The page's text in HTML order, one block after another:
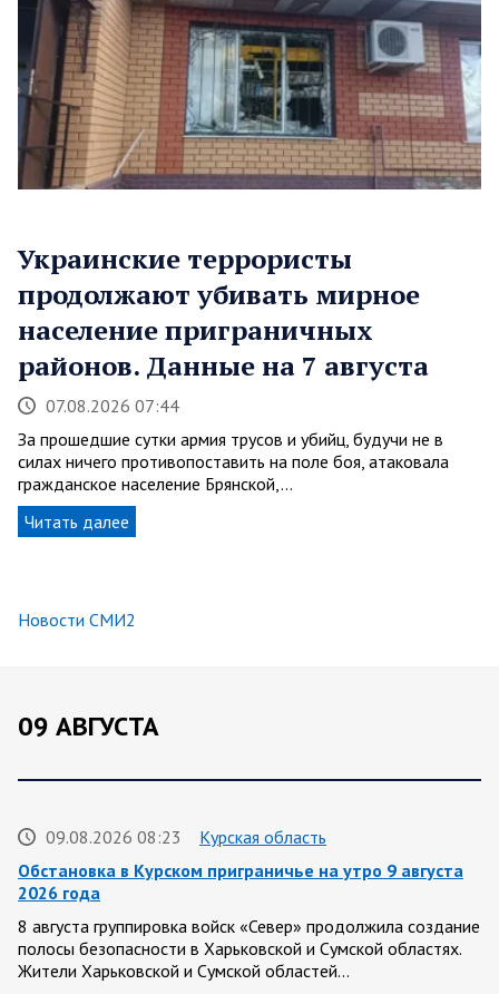
Украинские террористы
продолжают убивать мирное
население приграничных
районов. Данные на 7 августа
07.08.2026 07:44
За прошедшие сутки армия трусов и убийц, будучи не в
силах ничего противопоставить на поле боя, атаковала
гражданское население Брянской,…
Читать далее
Новости СМИ2
09 АВГУСТА
09.08.2026 08:23
Курская область
Обстановка в Курском приграничье на утро 9 августа
2026 года
8 августа группировка войск «Север» продолжила создание
полосы безопасности в Харьковской и Сумской областях.
Жители Харьковской и Сумской областей…